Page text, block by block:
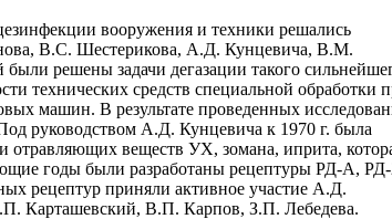
вооружения и техники решались
В.С. Шестерикова, А.Д. Кунцевича, В.М.
решены задачи дегазации такого
технических средств специальной обработки
машин. В результате проведенных
руководством А.Д. Кунцевича к 1970 г. была
отравляющих веществ УХ, зомана, иприта,
годы были разработаны рецептуры РД-А,
рецептур приняли активное участие А.Д.
Карташевский, В.П. Карпов, З.П. Лебедева.